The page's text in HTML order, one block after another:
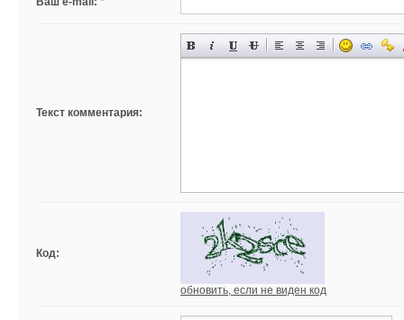
Текст комментария:
Код:
обновить, если не виден код